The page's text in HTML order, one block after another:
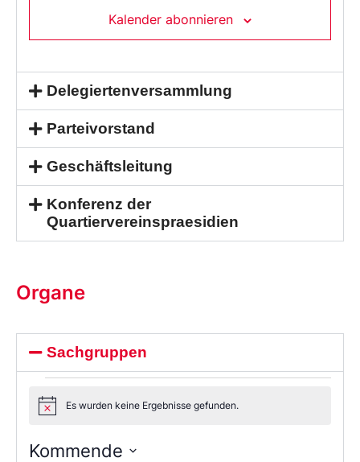
Kalender abonnieren
Delegiertenversammlung
Parteivorstand
Geschäftsleitung
Konferenz der
Quartiervereinspraesidien
Organe
Sachgruppen
NoticeEs wurden keine Ergebnisse gefunden.
Kommende